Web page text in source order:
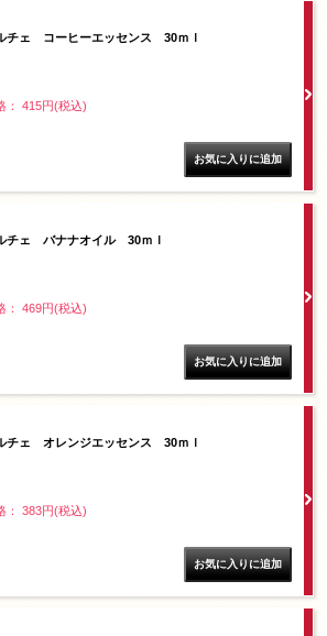
チェ コーヒーエッセンス 30ｍｌ
： 415円(税込)
チェ バナナオイル 30ｍｌ
： 469円(税込)
チェ オレンジエッセンス 30ｍｌ
： 383円(税込)